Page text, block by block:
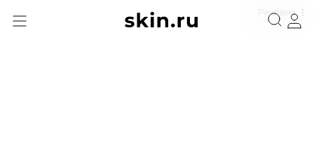
Реклама